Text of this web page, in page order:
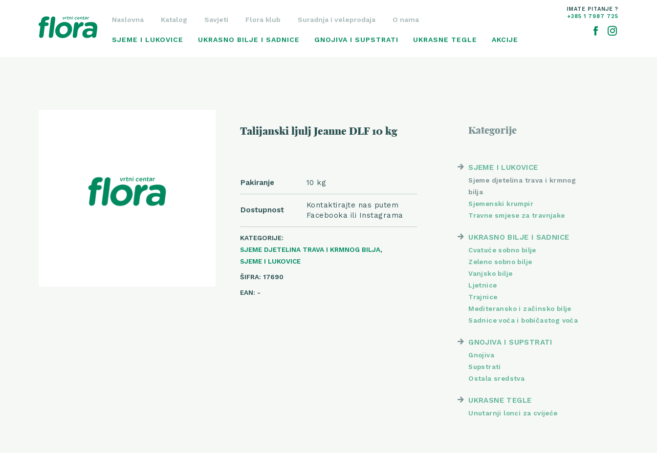
Naslovna Katalog Savjeti Flora klub Suradnja i veleprodaja O nama
SJEME I LUKOVICE UKRASNO BILJE I SADNICE GNOJIVA I SUPSTRATI UKRASNE TEGLE AKCIJE
IMATE PITANJE ?
+385 1 7987 725
Talijanski ljulj Jeanne DLF 10 kg
Pakiranje 10 kg
Dostupnost
Kontaktirajte nas putem
Facebooka ili Instagrama
KATEGORIJE:
SJEME DJETELINA TRAVA I KRMNOG BILJA,
SJEME I LUKOVICE
ŠIFRA: 17690
EAN: -
Kategorije
SJEME I LUKOVICE
Sjeme djetelina trava i krmnog
bilja
Sjemenski krumpir
Travne smjese za travnjake
UKRASNO BILJE I SADNICE
Cvatuće sobno bilje
Zeleno sobno bilje
Vanjsko bilje
Ljetnice
Trajnice
Mediteransko i začinsko bilje
Sadnice voća i bobičastog voća
GNOJIVA I SUPSTRATI
Gnojiva
Supstrati
Ostala sredstva
UKRASNE TEGLE
Unutarnji lonci za cvijeće